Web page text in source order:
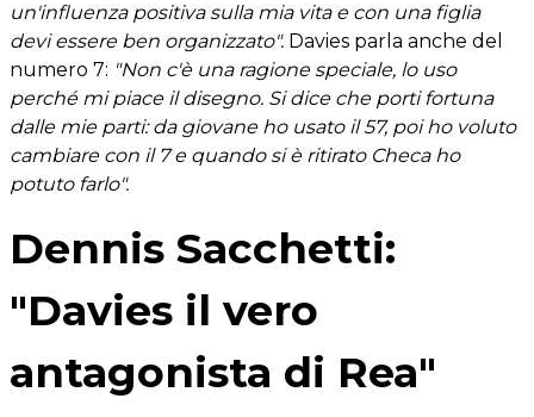
un'influenza positiva sulla mia vita e con una figlia
devi essere ben organizzato". Davies parla anche del
numero 7: "Non c'è una ragione speciale, lo uso
perché mi piace il disegno. Si dice che porti fortuna
dalle mie parti: da giovane ho usato il 57, poi ho voluto
cambiare con il 7 e quando si è ritirato Checa ho
potuto farlo".
Dennis Sacchetti:
"Davies il vero
antagonista di Rea"